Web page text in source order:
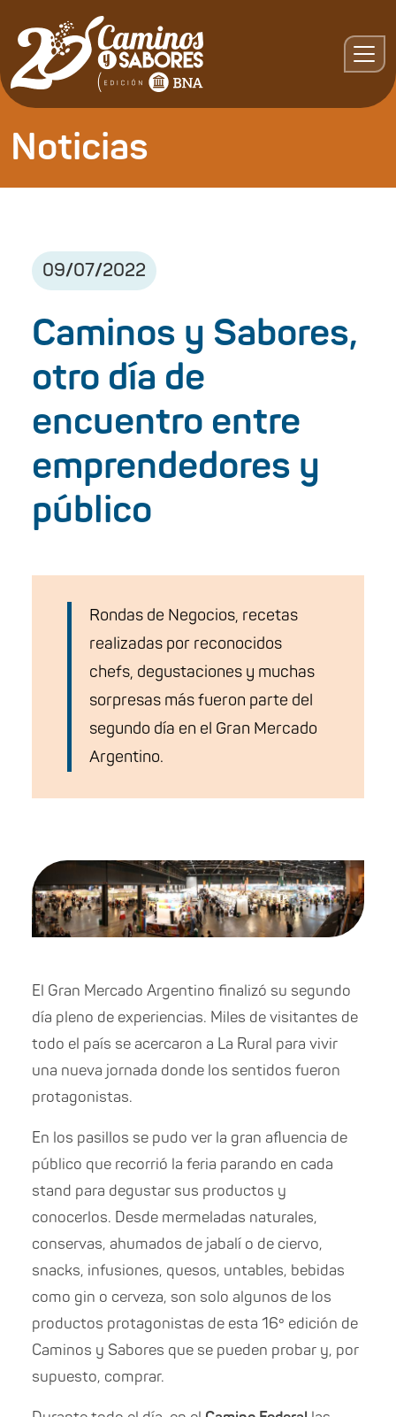
Noticias
09/07/2022
Caminos y Sabores,
otro día de
encuentro entre
emprendedores y
público
Rondas de Negocios, recetas
realizadas por reconocidos
chefs, degustaciones y muchas
sorpresas más fueron parte del
segundo día en el Gran Mercado
Argentino.
El Gran Mercado Argentino finalizó su segundo
día pleno de experiencias. Miles de visitantes de
todo el país se acercaron a La Rural para vivir
una nueva jornada donde los sentidos fueron
protagonistas.
En los pasillos se pudo ver la gran afluencia de
público que recorrió la feria parando en cada
stand para degustar sus productos y
conocerlos. Desde mermeladas naturales,
conservas, ahumados de jabalí o de ciervo,
snacks, infusiones, quesos, untables, bebidas
como gin o cerveza, son solo algunos de los
productos protagonistas de esta 16º edición de
Caminos y Sabores que se pueden probar y, por
supuesto, comprar.